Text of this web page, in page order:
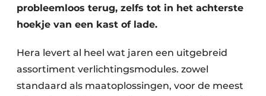
probleemloos terug, zelfs tot in het achterste
hoekje van een kast of lade.
Hera levert al heel wat jaren een uitgebreid
assortiment verlichtingsmodules. zowel
standaard als maatoplossingen, voor de meest